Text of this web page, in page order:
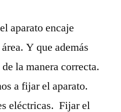
aparato encaje
Y que además
la manera correcta.
a fijar el aparato.
eléctricas. Fijar el